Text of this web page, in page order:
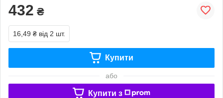
432 ₴
16,49 ₴ від 2 шт.
Купити
або
Купити з